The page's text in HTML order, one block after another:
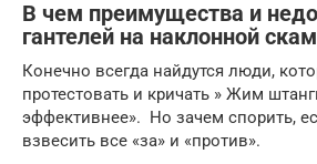
В чем преимущества и
гантелей на наклонной
Конечно всегда найдутся люди,
протестовать и кричать » Жим
эффективнее». Но зачем спорить,
взвесить все «за» и «против».